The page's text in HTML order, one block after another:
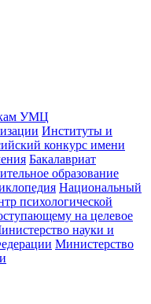
УМЦ
Институты и
конкурс имени
Бакалавриат
образование
Национальный
психологической
на целевое
науки и
Министерство